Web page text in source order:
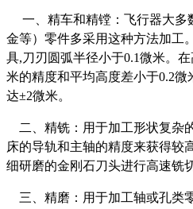
一、精车和精镗：飞行器大多
金等）零件多采用这种方法加工
具,刀刃圆弧半径小于0.1微米。
米的精度和平均高度差小于0.2
达±2微米。
二、精铣：用于加工形状复杂
床的导轨和主轴的精度来获得较
细研磨的金刚石刀头进行高速铣
三、精磨：用于加工轴或孔类